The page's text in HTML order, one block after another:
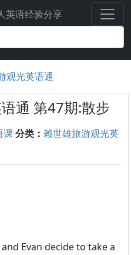
英语经验分享
观光英语通
通 第47期:散步
课分类： 赖世雄旅游观光英
Evan decide to take a